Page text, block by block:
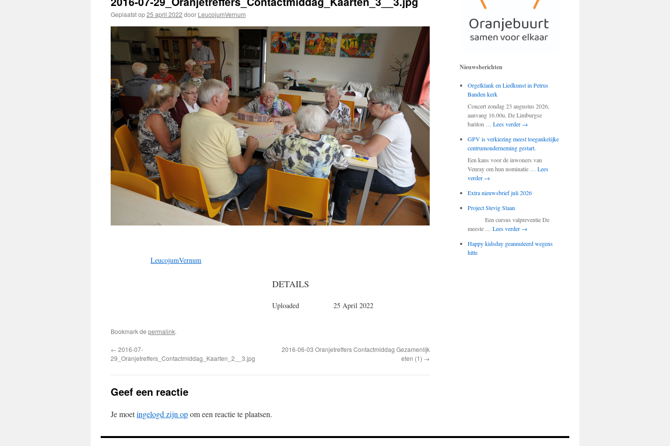
Geplaatst op25 april 2022 door LeucojumVernum
LeucojumVernum
DETAILS
Uploaded 25 April 2022
Bookmark de permalink.
← 2016-07-
29_Oranjetreffers_Contactmiddag_Kaarten_2__3.jpg
2016-06-03 Oranjetreffers Contactmiddag Gezamenlijk
eten (1) →
Geef een reactie
Je moetingelogd zijn opom een reactie te plaatsen.
Nieuwsberichten
Orgelklank en Liedkunst in Petrus
Banden kerk
Concert zondag 23 augustus 2026,
aanvang 16.00u. De Limburgse
bariton … Lees verder →
GPV is verkiezing meest toegankelijke
centrumonderneming gestart.
Een kans voor de inwoners van
Venray om hun nominatie … Lees
verder →
Extra nieuwsbrief juli 2026
Project Stevig Staan
Een cursus valpreventie De
meeste … Lees verder →
Happy kidsday geannuleerd wegens
hitte